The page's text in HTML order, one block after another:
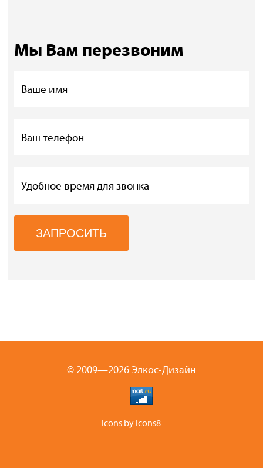
Мы Вам перезвоним
© 2009—2026 Элкос-Дизайн
Icons by Icons8